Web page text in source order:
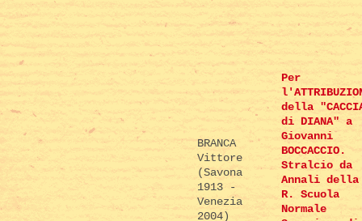
BRANCA
Vittore
(Savona
1913 -
Venezia
2004)
Per
della
di DIANA" a
Giovanni
BOCCACCIO.
Stralcio da
Annali della
R. Scuola
Normale